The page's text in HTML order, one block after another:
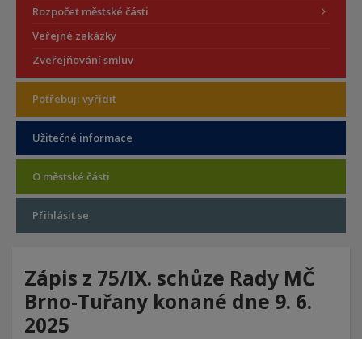
Rozpočet městské části
Veřejné zakázky
Zveřejňování smluv
Potřebuji vyřídit
Užitečné informace
O městské části
Přihlásit se
Zápis z 75/IX. schůze Rady MČ
Brno-Tuřany konané dne 9. 6.
2025